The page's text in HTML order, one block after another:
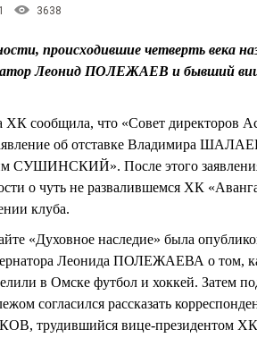
1 3638
происходившие четверть века
Леонид ПОЛЕЖАЕВ и бывший
ХК сообщила, что «Совет директоров
об отставке Владимира
СУШИНСКИЙ». После этого
о чуть не развалившемся ХК
клуба.
«Духовное наследие» была
Леонида ПОЛЕЖАЕВА о том,
в Омске футбол и хоккей. Затем
согласился рассказать
трудившийся вице-президентом